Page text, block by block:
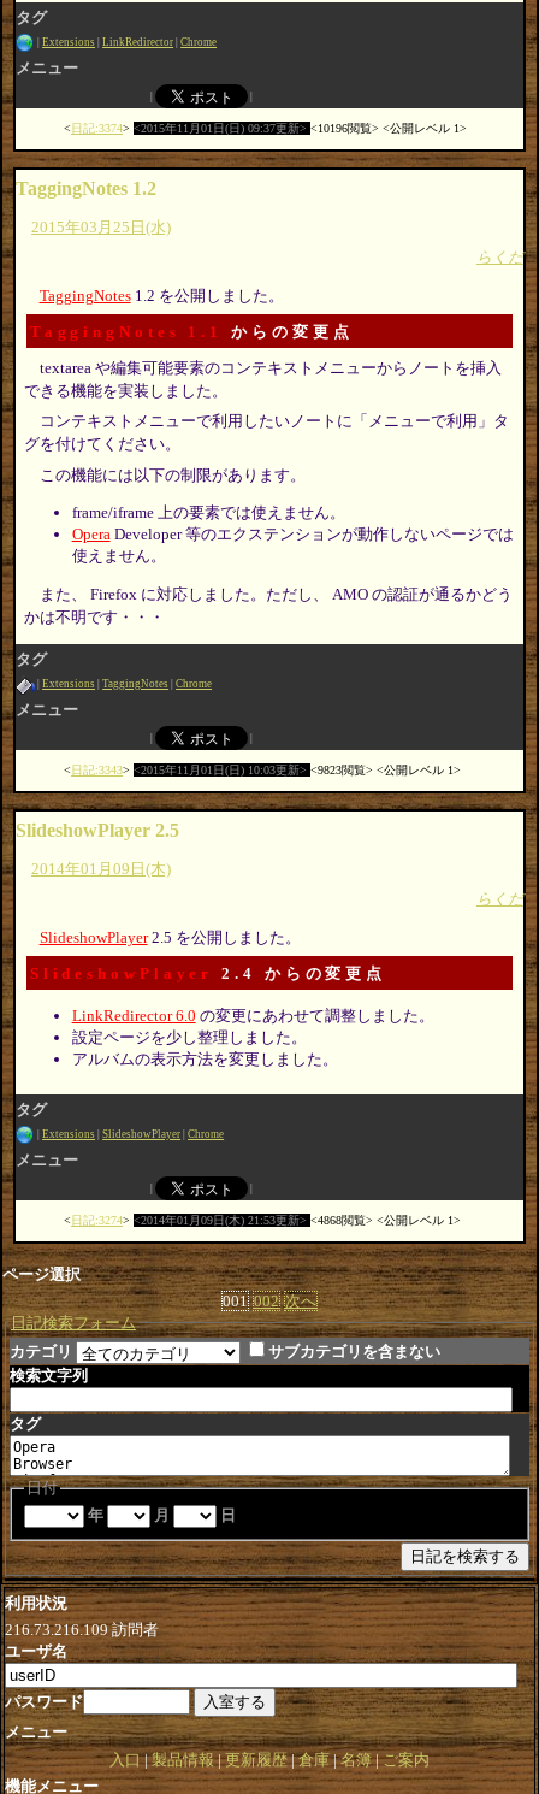
タグ
Extensions LinkRedirector Chrome
メニュー
日記:3374 2015年11月01日(日) 09:37更新 10196閲覧 公開レベル 1
TaggingNotes 1.2
2015年03月25日(水)
らくだ
TaggingNotes1.2 を公開しました。
TaggingNotes 1.1 からの変更点
textarea や編集可能要素のコンテキストメニューからノートを挿入
できる機能を実装しました。
コンテキストメニューで利用したいノートに「メニューで利用」タ
グを付けてください。
この機能には以下の制限があります。
frame/iframe 上の要素では使えません。
Opera Developer 等のエクステンションが動作しないページでは
使えません。
また、 Firefox に対応しました。ただし、 AMO の認証が通るかどう
かは不明です・・・
タグ
Extensions TaggingNotes Chrome
メニュー
日記:3343 2015年11月01日(日) 10:03更新 9823閲覧 公開レベル 1
SlideshowPlayer 2.5
2014年01月09日(木)
らくだ
SlideshowPlayer2.5 を公開しました。
SlideshowPlayer 2.4 からの変更点
LinkRedirector 6.0 の変更にあわせて調整しました。
設定ページを少し整理しました。
アルバムの表示方法を変更しました。
タグ
Extensions SlideshowPlayer Chrome
メニュー
日記:3274 2014年01月09日(木) 21:53更新 4868閲覧 公開レベル 1
ページ選択
001 002 次へ
日記検索フォーム
カテゴリ
サブカテゴリを含まない
検索文字列
タグ
日付
年
月 日
利用状況
216.73.216.109訪問者
ユーザ名
パスワード
メニュー
入口 製品情報 更新履歴 倉庫 名簿 ご案内
機能メニュー